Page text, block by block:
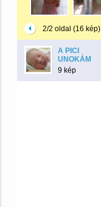
2/2 oldal (16 kép)
A PICI
UNOKÁM
9 kép